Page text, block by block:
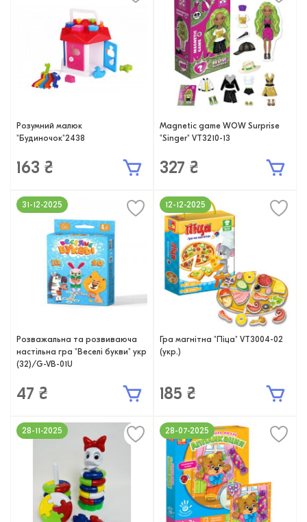
Розумний малюк
"Будиночок"2438
163 ₴
Magnetic game WOW Surprise
"Singer" VT3210-13
327 ₴
Розважальна та розвиваюча
настільна гра "Веселі букви" укр
(32)/G-VB-01U
47 ₴
31-12-2025
Гра магнітна "Піца" VT3004-02
(укр.)
185 ₴
12-12-2025
28-11-2025 28-07-2025